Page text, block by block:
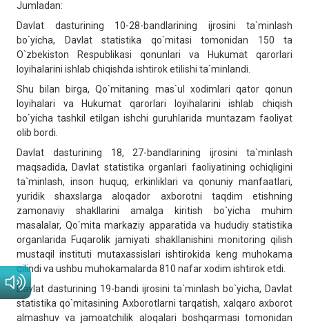
Jumladan:
Davlat dasturining 10-28-bandlarining ijrosini ta`minlash
bo`yicha, Davlat statistika qo`mitasi tomonidan 150 ta
O`zbekiston Respublikasi qonunlari va Hukumat qarorlari
loyihalarini ishlab chiqishda ishtirok etilishi ta`minlandi.
Shu bilan birga, Qo`mitaning mas`ul xodimlari qator qonun
loyihalari va Hukumat qarorlari loyihalarini ishlab chiqish
bo`yicha tashkil etilgan ishchi guruhlarida muntazam faoliyat
olib bordi.
Davlat dasturining 18, 27-bandlarining ijrosini ta`minlash
maqsadida, Davlat statistika organlari faoliyatining ochiqligini
ta`minlash, inson huquq, erkinliklari va qonuniy manfaatlari,
yuridik shaxslarga aloqador axborotni taqdim etishning
zamonaviy shakllarini amalga kiritish bo`yicha muhim
masalalar, Qo`mita markaziy apparatida va hududiy statistika
organlarida Fuqarolik jamiyati shakllanishini monitoring qilish
mustaqil instituti mutaxassislari ishtirokida keng muhokama
qilindi va ushbu muhokamalarda 810 nafar xodim ishtirok etdi.
Davlat dasturining 19-bandi ijrosini ta`minlash bo`yicha, Davlat
statistika qo`mitasining Axborotlarni tarqatish, xalqaro axborot
almashuv va jamoatchilik aloqalari boshqarmasi tomonidan